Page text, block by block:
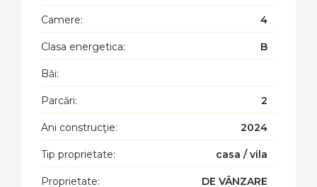
Camere: 4
Clasa energetica: B
Băi:
Parcări: 2
Ani construcţie: 2024
Tip proprietate: casa / vila
Proprietate: DE VÂNZARE